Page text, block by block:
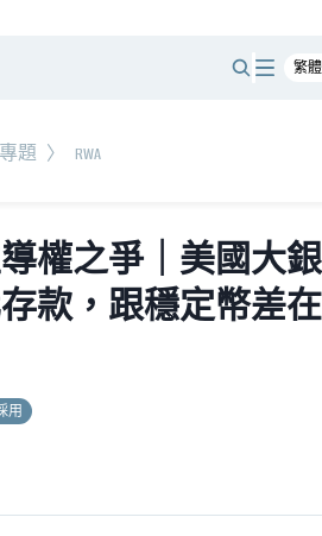
題 〉 RWA
權之爭｜美國大銀
款，跟穩定幣差在
用